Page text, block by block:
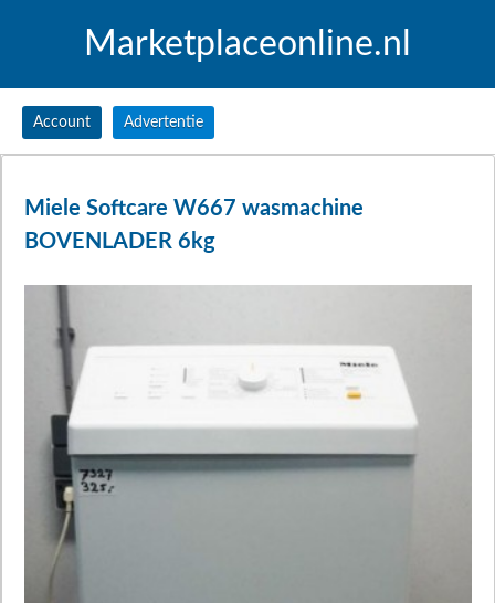
Marketplaceonline.nl
Account Advertentie
Miele Softcare W667 wasmachine
BOVENLADER 6kg